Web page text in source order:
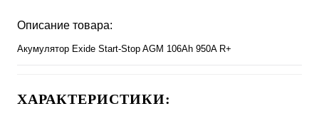
Описание товара:
Акумулятор Exide Start-Stop AGM 106Ah 950A R+
ХАРАКТЕРИСТИКИ: